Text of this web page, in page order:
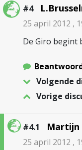
#4
25 april 2012 ,
De Giro begint
Volgende
Vorige
#4.1 Martijn
25 april 2012 ,